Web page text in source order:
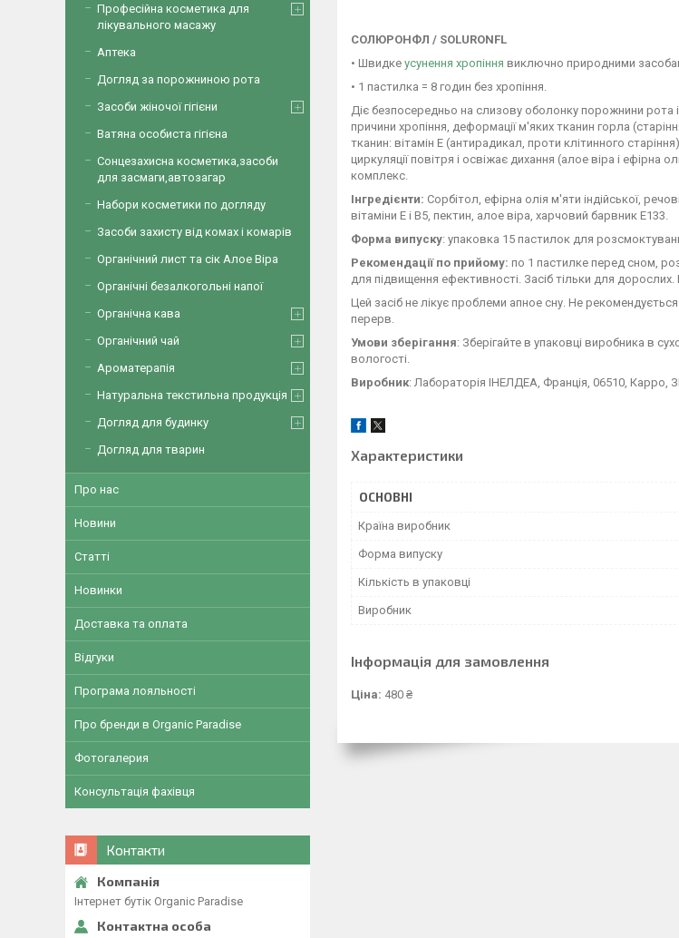
СОЛЮРОНФЛ / SOLURONFL
• Швидке усунення хропіння виключно природними
• 1 пастилка = 8 годин без хропіння.
Діє безпосередньо на слизову оболонку порожнини рота
причини хропіння, деформації м'яких тканин горла
тканин: вітамін Е (антирадикал, проти клітинного
циркуляції повітря і освіжає дихання (алое віра і
комплекс.
Інгредієнти: Сорбітол, ефірна олія м'яти індійської,
вітаміни Е і В5, пектин, алое віра, харчовий барвник E133.
Форма випуску: упаковка 15 пастилок для
Рекомендації по прийому: по 1 пастилке перед сном,
для підвищення ефективності. Засіб тільки для дорослих.
Цей засіб не лікує проблеми апное сну. Не
перерв.
Умови зберігання: Зберігайте в упаковці виробника в
вологості.
Виробник: Лабораторія ІНЕЛДЕА, Франція, 06510, Карро,
Характеристики
ОСНОВНІ
Країна виробник
Форма випуску
Кількість в упаковці
Виробник
Інформація для замовлення
Ціна: 480 ₴
Професійна косметика для
лікувального масажу
Аптека
Догляд за порожниною рота
Засоби жіночої гігієни
Ватяна особиста гігієна
Сонцезахисна косметика,засоби
для засмаги,автозагар
Набори косметики по догляду
Засоби захисту від комах і комарів
Органічний лист та сік Алое Віра
Органічні безалкогольні напої
Органічна кава
Органічний чай
Ароматерапія
Натуральна текстильна продукція
Догляд для будинку
Догляд для тварин
Про нас
Новини
Статті
Новинки
Доставка та оплата
Відгуки
Програма лояльності
Про бренди в Organic Paradise
Фотогалерия
Консультація фахівця
Контакти
Iнтернет бутiк Organic Paradise